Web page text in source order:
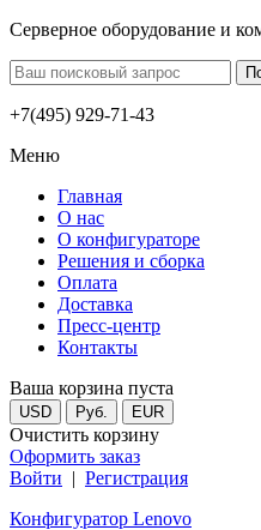
Серверное оборудование и
+7(495) 929-71-43
Меню
Главная
О нас
О конфигураторе
Решения и сборка
Оплата
Доставка
Пресс-центр
Контакты
Ваша корзина пуста
USD Руб. EUR
Очистить корзину
Оформить заказ
Войти | Регистрация
Конфигуратор Lenovo